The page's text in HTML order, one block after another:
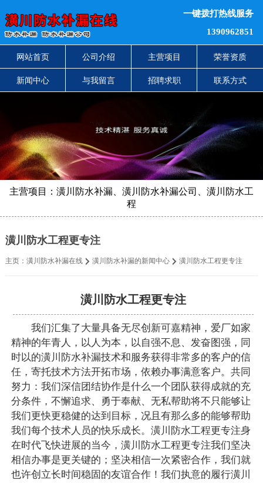
一键拨打热线服务
1390962851
网站首页 公司介绍 主营项目 荣誉资质
新闻中心 与我留言 招聘求职 联系方式
主营项目：潢川防水补漏、潢川防水补漏公司、潢川防水工
程
潢川防水工程更专注
主页： 潢川防水补漏在线 潢川防水补漏的新闻中心 潢川防水工程更专注
潢川防水工程更专注
我们汇集了大量具备无尽创新可嘉精神，爱厂如家
精神的年青人，以人为本，以自强不息、发奋图强，同
时以的潢川防水补漏技术和服务获得非常多的客户的信
任，寄托技术方法开拓市场，依赖办事满意客户。共同
努力：我们深信团结协作是什么一个团队获得成就的充
分条件，不懈追求、勇于奉献、无私帮助将不只能够让
我们更快更稳健的达到目标，况且有那么多的能够帮助
我们每个技术人员的快乐成长。潢川防水工程更专注身
在时代飞快进展的当今，潢川防水工程更专注我们坚决
相信办事是更关键的；坚决相信一次紧密合作，我们就
也许创立长时间稳固的友谊合作！我们执意的履行潢川